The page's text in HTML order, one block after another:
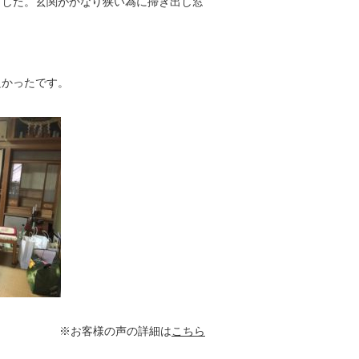
ったです。
※お客様の声の詳細はこちら